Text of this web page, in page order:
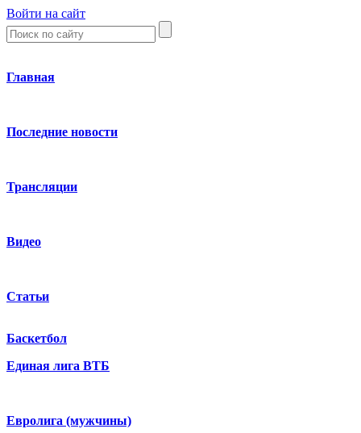
Войти на сайт
Главная
Последние новости
Трансляции
Видео
Статьи
Баскетбол
Единая лига ВТБ
Евролига (мужчины)